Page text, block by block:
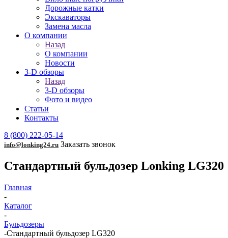
Дорожные катки
Экскаваторы
Замена масла
О компании
Назад
О компании
Новости
3-D обзоры
Назад
3-D обзоры
Фото и видео
Статьи
Контакты
8 (800) 222-05-14
info@lonking24.ru Заказать звонок
Стандартный бульдозер Lonking LG320
Главная
-
Каталог
-
Бульдозеры
-Стандартный бульдозер LG320